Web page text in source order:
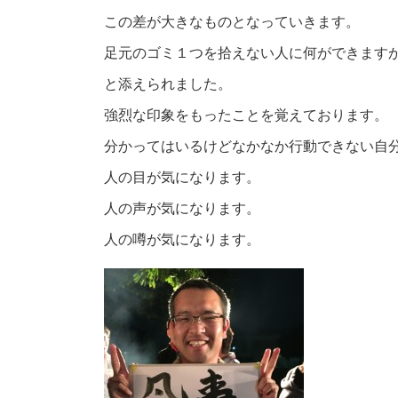
この差が大きなものとなっていきます。
足元のゴミ１つを拾えない人に何ができますか
と添えられました。
強烈な印象をもったことを覚えております。
分かってはいるけどなかなか行動できない自
人の目が気になります。
人の声が気になります。
人の噂が気になります。